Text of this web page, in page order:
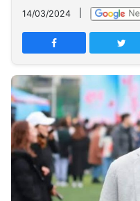
Network
PT
TREETAN
INDONESIA
Partner
Insight
NTB
Suara
Time
Lens
Daily
Jogja
Jalan
Rakyat
Idealita
News
Kita
Notice
Dinamikapost.com
Radar
Baru
Seedbacklink
14/03/2024